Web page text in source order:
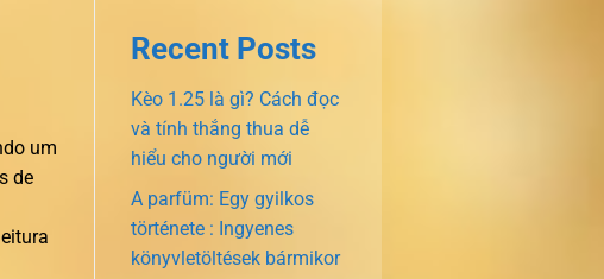
um
de
Recent Posts
Kèo 1.25 là gì? Cách đọc
và tính thắng thua dễ
hiểu cho người mới
A parfüm: Egy gyilkos
története : Ingyenes
könyvletöltések bármikor